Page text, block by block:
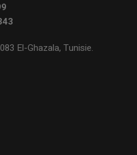
El-Ghazala, Tunisie.